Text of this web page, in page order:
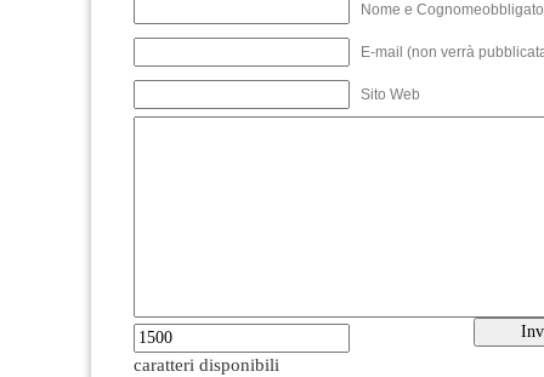
Nome e
E-mail (non verrà
Sito Web
caratteri disponibili